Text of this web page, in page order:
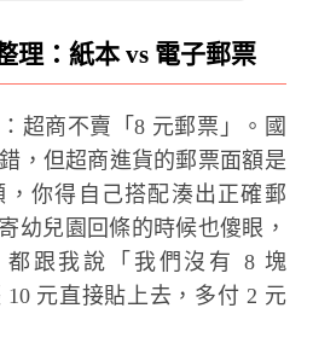
理：紙本 vs 電子郵票
超商不賣「8 元郵票」。國
，但超商進貨的郵票面額是
，你得自己搭配湊出正確郵
幼兒園回條的時候也傻眼，
都跟我說「我們沒有 8 塊
元直接貼上去，多付 2 元